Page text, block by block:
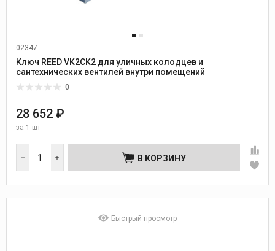
02347
Ключ REED VK2CK2 для уличных колодцев и
сантехнических вентилей внутри помещений
0
28 652 ₽
за 1 шт
В КОРЗИНУ
Быстрый просмотр